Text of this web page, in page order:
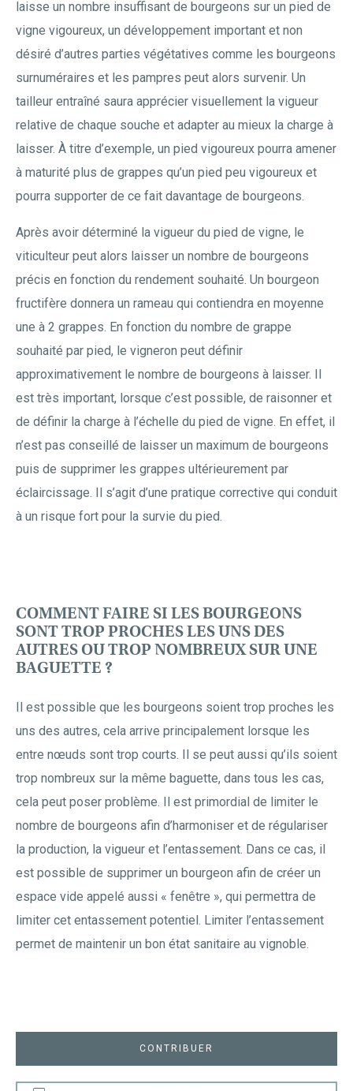
laisse un nombre insuffisant de bourgeons sur un pied de
vigne vigoureux, un développement important et non
désiré d’autres parties végétatives comme les bourgeons
surnuméraires et les pampres peut alors survenir. Un
tailleur entraîné saura apprécier visuellement la vigueur
relative de chaque souche et adapter au mieux la charge à
laisser. À titre d’exemple, un pied vigoureux pourra amener
à maturité plus de grappes qu’un pied peu vigoureux et
pourra supporter de ce fait davantage de bourgeons.
Après avoir déterminé la vigueur du pied de vigne, le
viticulteur peut alors laisser un nombre de bourgeons
précis en fonction du rendement souhaité. Un bourgeon
fructifère donnera un rameau qui contiendra en moyenne
une à 2 grappes. En fonction du nombre de grappe
souhaité par pied, le vigneron peut définir
approximativement le nombre de bourgeons à laisser. Il
est très important, lorsque c’est possible, de raisonner et
de définir la charge à l’échelle du pied de vigne. En effet, il
n’est pas conseillé de laisser un maximum de bourgeons
puis de supprimer les grappes ultérieurement par
éclaircissage. Il s’agit d’une pratique corrective qui conduit
à un risque fort pour la survie du pied.
COMMENT FAIRE SI LES BOURGEONS
SONT TROP PROCHES LES UNS DES
AUTRES OU TROP NOMBREUX SUR UNE
BAGUETTE ?
Il est possible que les bourgeons soient trop proches les
uns des autres, cela arrive principalement lorsque les
entre nœuds sont trop courts. Il se peut aussi qu’ils soient
trop nombreux sur la même baguette, dans tous les cas,
cela peut poser problème. Il est primordial de limiter le
nombre de bourgeons afin d’harmoniser et de régulariser
la production, la vigueur et l’entassement. Dans ce cas, il
est possible de supprimer un bourgeon afin de créer un
espace vide appelé aussi « fenêtre », qui permettra de
limiter cet entassement potentiel. Limiter l’entassement
permet de maintenir un bon état sanitaire au vignoble.
CONTRIBUER